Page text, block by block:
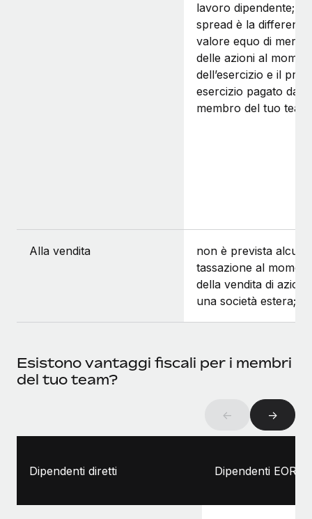
lavoro dipendente; lo
spread è la
valore equo di
delle azioni al
dell’esercizio e il
esercizio pagato dal
membro del tuo team;
Alla vendita
non è prevista alcuna
tassazione al
della vendita di azioni
una società estera;
Esistono vantaggi fiscali per i membri
del tuo team?
← →
Dipendenti diretti Dipendenti EOR